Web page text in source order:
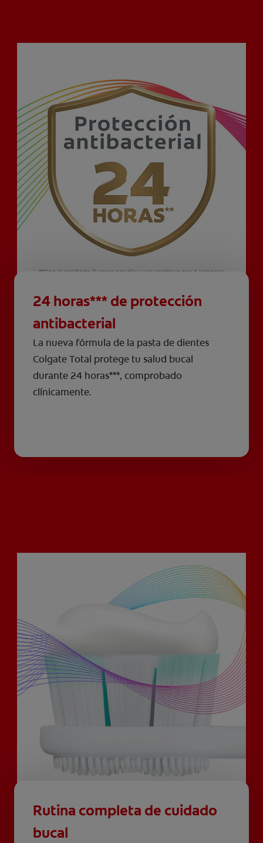
24 horas*** de protección
antibacterial
La nueva fórmula de la pasta de dientes
Colgate Total protege tu salud bucal
durante 24 horas***, comprobado
clínicamente.
Rutina completa de cuidado
bucal